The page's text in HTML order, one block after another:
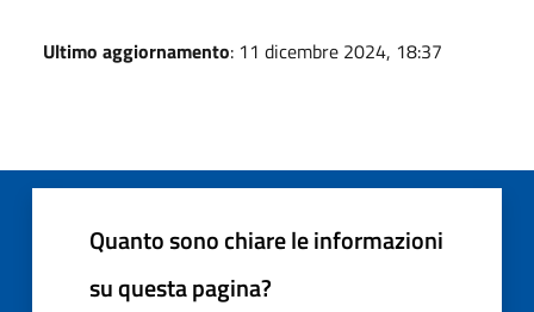
Ultimo aggiornamento: 11 dicembre 2024, 18:37
Quanto sono chiare le informazioni
su questa pagina?